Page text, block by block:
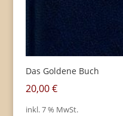
Das Goldene Buch
20,00€
inkl. 7 % MwSt.